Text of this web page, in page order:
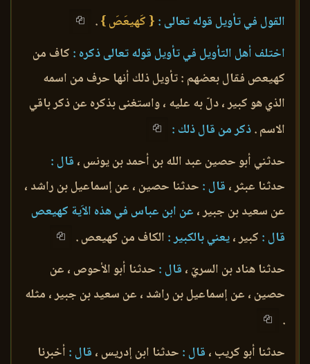
القول في تأويل قوله تعالى : { كَهيعَصَ }.
اختلف أهل التأويل في تأويل قوله تعالى ذكره : كاف من
كهيعص فقال بعضهم : تأويل ذلك أنها حرف من اسمه
الذي هو كبير ، دلّ به عليه ، واستغنى بذكره عن ذكر باقي
الاسم .ذكر من قال ذلك :
حدثني أبو حصين عبد الله بن أحمد بن يونس ، قال :
حدثنا عبثر ، قال : حدثنا حصين ، عن إسماعيل بن راشد ،
عن سعيد بن جبير ، عن ابن عباس في هذه الاَية كهيعص
قال : كبير ،يعني بالكبير : الكاف من كهيعص .
حدثنا هناد بن السريّ ، قال : حدثنا أبو الأحوص ، عن
حصين ، عن إسماعيل بن راشد ، عن سعيد بن جبير ، مثله
.
حدثنا أبو كريب ، قال : حدثنا ابن إدريس ، قال : أخبرنا